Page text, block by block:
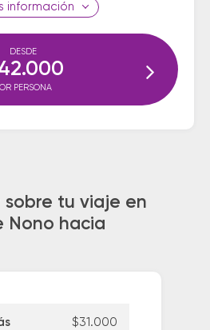
información
DESDE
PERSONA
sobre tu viaje en
Nono hacia
$31.000